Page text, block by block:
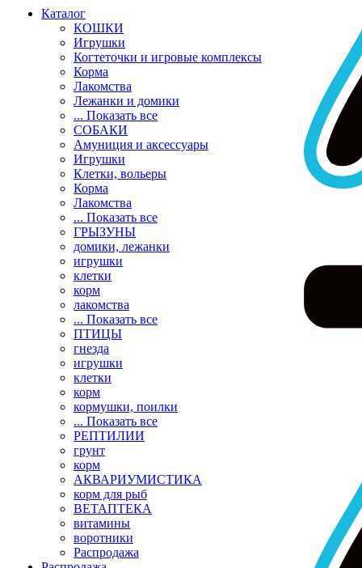
Каталог
КОШКИ
Игрушки
Когтеточки и игровые комплексы
Корма
Лакомства
Лежанки и домики
... Показать все
СОБАКИ
Амуниция и аксессуары
Игрушки
Клетки, вольеры
Корма
Лакомства
... Показать все
ГРЫЗУНЫ
домики, лежанки
игрушки
клетки
корм
лакомства
... Показать все
ПТИЦЫ
гнезда
игрушки
клетки
корм
кормушки, поилки
... Показать все
РЕПТИЛИИ
грунт
корм
АКВАРИУМИСТИКА
корм для рыб
ВЕТАПТЕКА
витамины
воротники
Распродажа